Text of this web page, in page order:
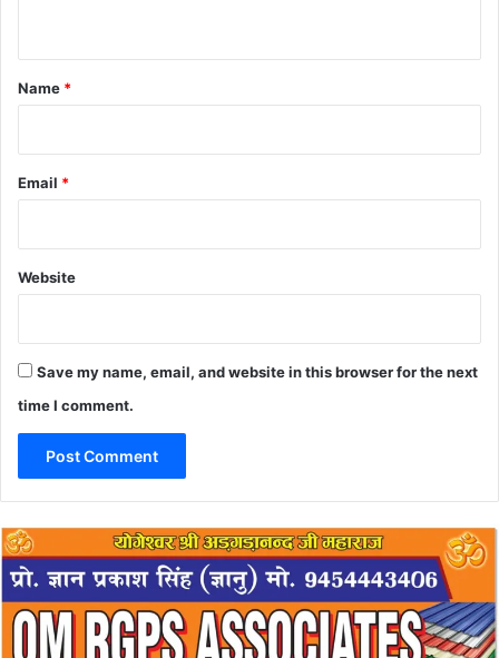
*
Name *
Email *
Website
Save my name, email, and website in this browser for the next
time I comment.